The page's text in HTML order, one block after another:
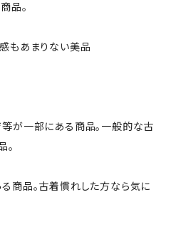
品。
もあまりない美品
が一部にある商品。一般的な古
。
商品。古着慣れした方なら気に